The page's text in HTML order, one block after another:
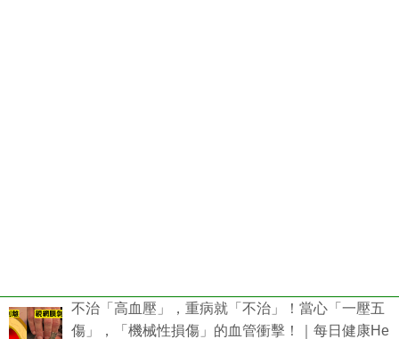
不治「高血壓」，重病就「不治」！當心「一壓五
傷」，「機械性損傷」的血管衝擊！｜每日健康He